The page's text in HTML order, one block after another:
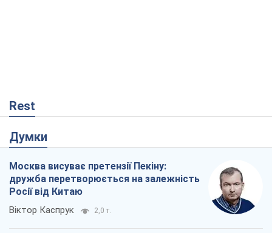
Rest
Думки
Москва висуває претензії Пекіну:
дружба перетворюється на залежність
Росії від Китаю
Віктор Каспрук 2,0 т.